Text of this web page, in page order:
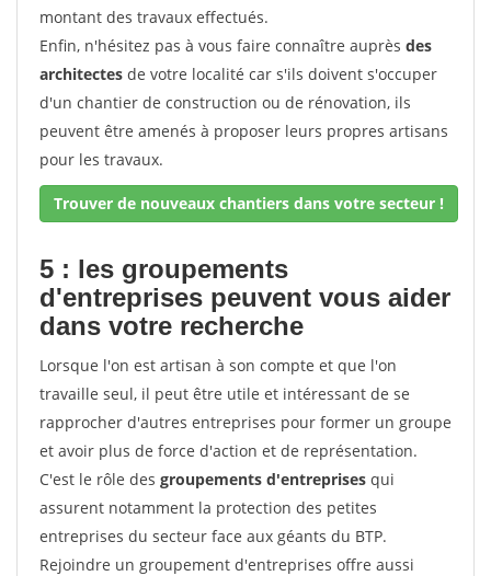
montant des travaux effectués.
Enfin, n'hésitez pas à vous faire connaître auprès des
architectes de votre localité car s'ils doivent s'occuper
d'un chantier de construction ou de rénovation, ils
peuvent être amenés à proposer leurs propres artisans
pour les travaux.
Trouver de nouveaux chantiers dans votre secteur !
5 : les groupements
d'entreprises peuvent vous aider
dans votre recherche
Lorsque l'on est artisan à son compte et que l'on
travaille seul, il peut être utile et intéressant de se
rapprocher d'autres entreprises pour former un groupe
et avoir plus de force d'action et de représentation.
C'est le rôle des groupements d'entreprises qui
assurent notamment la protection des petites
entreprises du secteur face aux géants du BTP.
Rejoindre un groupement d'entreprises offre aussi